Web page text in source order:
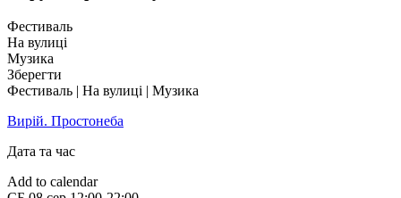
Фестиваль
На вулиці
Музика
Зберегти
Фестиваль | На вулиці | Музика
Вирій. Простонеба
Дата та час
Add to calendar